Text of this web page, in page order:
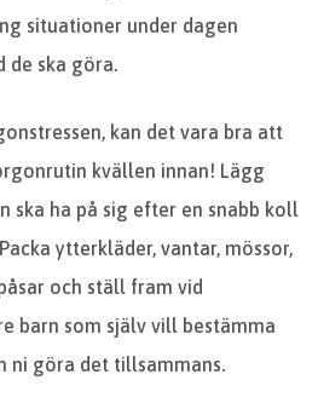
situationer under dagen
de ska göra.
kan det vara bra att
kvällen innan! Lägg
ska ha på sig efter en snabb koll
ytterkläder, vantar, mössor,
och ställ fram vid
barn som själv vill bestämma
ni göra det tillsammans.